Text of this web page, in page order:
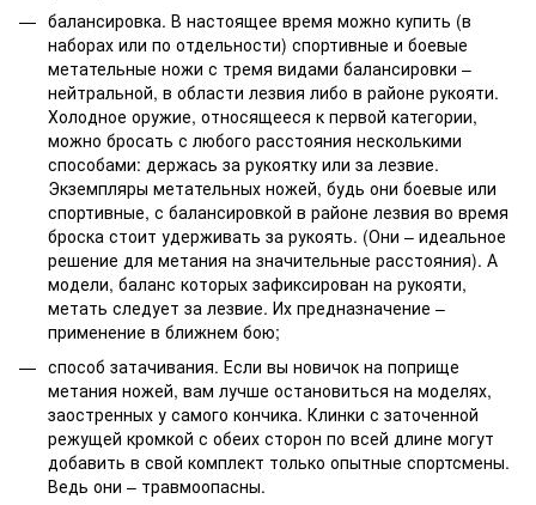
балансировка. В настоящее время можно купить (в
наборах или по отдельности) спортивные и боевые
метательные ножи с тремя видами балансировки –
нейтральной, в области лезвия либо в районе рукояти.
Холодное оружие, относящееся к первой категории,
можно бросать с любого расстояния несколькими
способами: держась за рукоятку или за лезвие.
Экземпляры метательных ножей, будь они боевые или
спортивные, с балансировкой в районе лезвия во время
броска стоит удерживать за рукоять. (Они – идеальное
решение для метания на значительные расстояния). А
модели, баланс которых зафиксирован на рукояти,
метать следует за лезвие. Их предназначение –
применение в ближнем бою;
способ затачивания. Если вы новичок на поприще
метания ножей, вам лучше остановиться на моделях,
заостренных у самого кончика. Клинки с заточенной
режущей кромкой с обеих сторон по всей длине могут
добавить в свой комплект только опытные спортсмены.
Ведь они – травмоопасны.